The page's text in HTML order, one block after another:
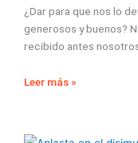
¿Dar para que nos lo
generosos y buenos?
recibido antes
Leer más »